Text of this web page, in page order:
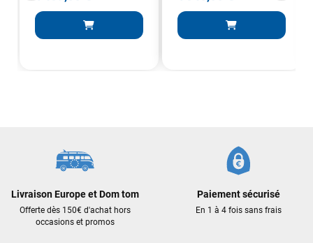
Livraison Europe et Dom tom
Offerte dès 150€ d'achat hors
occasions et promos
Paiement sécurisé
En 1 à 4 fois sans frais
J'ai acheté une voile d'occasion depuis Tahiti. Super service.
L'envoi a été rapide. La voile est arrivée en super état.
Mauruuru roa.